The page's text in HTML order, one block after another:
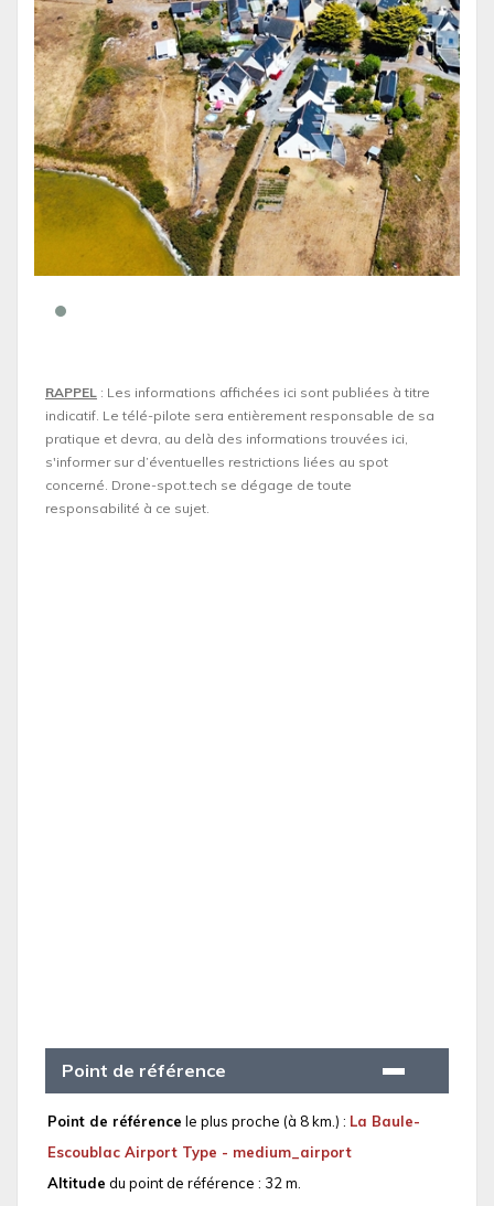
RAPPEL : Les informations affichées ici sont publiées à titre
indicatif. Le télé-pilote sera entièrement responsable de sa
pratique et devra, au delà des informations trouvées ici,
s'informer sur d’éventuelles restrictions liées au spot
concerné. Drone-spot.tech se dégage de toute
responsabilité à ce sujet.
Point de référence
Point de référence le plus proche (à 8 km.) : La Baule-
Escoublac Airport Type - medium_airport
Altitude du point de référence : 32 m.